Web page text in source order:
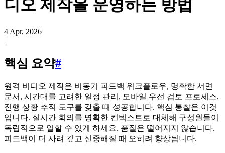
디오 제작을 운영하는 방법
4 Apr, 2026
|
핵심 요약#
원격 비디오 제작은 비동기 피드백 워크플로우, 명확한 서면
문서, 시간대를 고려한 일정 관리, 모바일 우선 검토 프로세스,
진행 상황 추적 도구를 갖출 때 성공합니다. 핵심 통찰은 이것
입니다. 실시간 회의를 명확한 컨텍스트로 대체해 구성원들이
독립적으로 일할 수 있게 하세요. 품질은 떨어지지 않습니다.
피드백이 더 사려 깊고 신중해질 때 오히려 향상됩니다.